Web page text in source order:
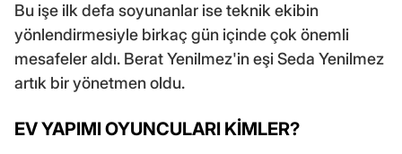
Bu işe ilk defa soyunanlar ise teknik ekibin
yönlendirmesiyle birkaç gün içinde çok önemli
mesafeler aldı. Berat Yenilmez'in eşi Seda Yenilmez
artık bir yönetmen oldu.
EV YAPIMI OYUNCULARI KİMLER?